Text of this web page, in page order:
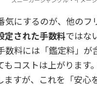
気にするのが、他のフ
定された手数料ではな
数料には「鑑定料」が
もコストは上がります
ますが、これを「安心